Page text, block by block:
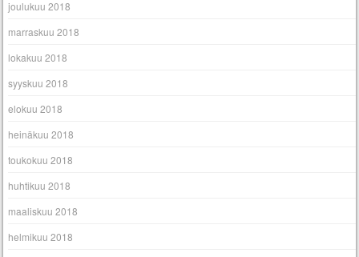
joulukuu 2018
marraskuu 2018
lokakuu 2018
syyskuu 2018
elokuu 2018
heinäkuu 2018
toukokuu 2018
huhtikuu 2018
maaliskuu 2018
helmikuu 2018